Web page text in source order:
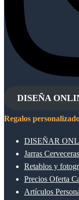
DISEÑA
Regalos
DISEÑAR
Jarras Cerveceras
Retablos y
Precios Oferta
Artículos